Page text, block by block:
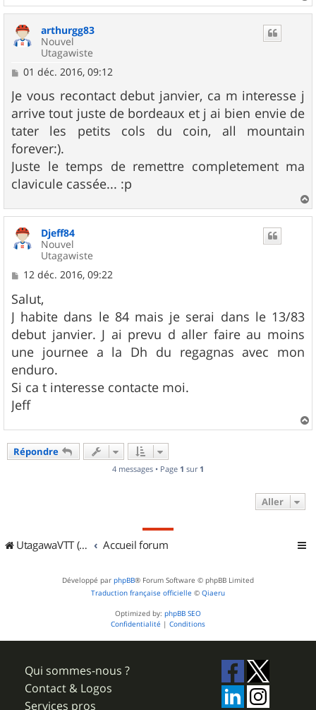
a
arthurgg83
Nouvel
Utagawiste
M
s
s
a
g
e
01 déc. 2016, 09:12
Je vous recontact debut janvier, ca m interesse j
arrive tout juste de bordeaux et j ai bien envie de
tater les petits cols du coin, all mountain
forever:).
Juste le temps de remettre completement ma
clavicule cassée... :p
a
Djeff84
Nouvel
Utagawiste
M
s
s
a
g
e
12 déc. 2016, 09:22
Salut,
J habite dans le 84 mais je serai dans le 13/83
debut janvier. J ai prevu d aller faire au moins
une journee a la Dh du regagnas avec mon
enduro.
Si ca t interesse contacte moi.
Jeff
a
Répondre
4 messages • Page 1 sur 1
Aller
UtagawaVTT (Randos VTT et VTTAE avec traces GPS) Accueil forum
Développé par phpBB® Forum Software © phpBB Limited
Traduction française officielle © Qiaeru
Optimized by: phpBB SEO
Confidentialité | Conditions
Qui sommes-nous ?
Contact & Logos
Services pros